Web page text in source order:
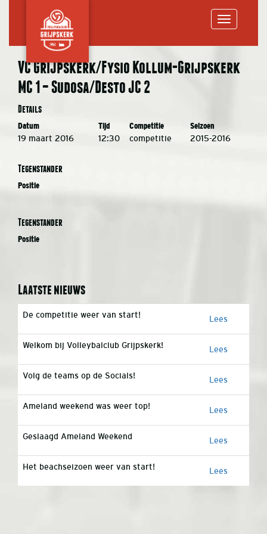
VC Grijpskerk/Fysio Kollum-Grijpskerk
MC 1 – Sudosa/Desto JC 2
Details
Datum Tijd Competitie Seizoen
19 maart 2016 12:30 competitie 2015-2016
Tegenstander
Positie
Tegenstander
Positie
Laatste nieuws
De competitie weer van start! Lees
Welkom bij Volleybalclub Grijpskerk! Lees
Volg de teams op de Socials! Lees
Ameland weekend was weer top! Lees
Geslaagd Ameland Weekend Lees
Het beachseizoen weer van start! Lees